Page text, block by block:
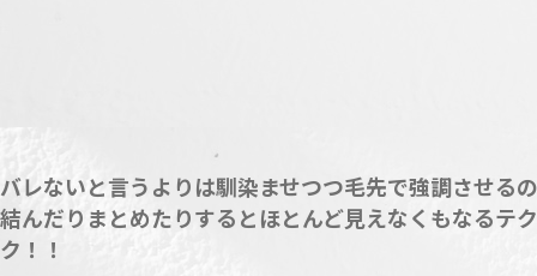
バレないと言うよりは馴染ませつつ毛先で強調させる
結んだりまとめたりするとほとんど見えなくもなるテ
ク！！